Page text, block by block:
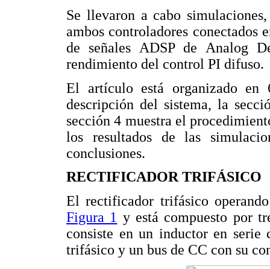
Se llevaron a cabo
ambos controladores
de señales ADSP de Analog
rendimiento del control PI difuso.
El artículo está organizado
descripción del sistema, la
sección 4 muestra el
los resultados de las
conclusiones.
RECTIFICADOR TRIFÁSICO
El rectificador trifásico
Figura 1 y está compuesto por
consiste en un inductor en
trifásico y un bus de CC con su